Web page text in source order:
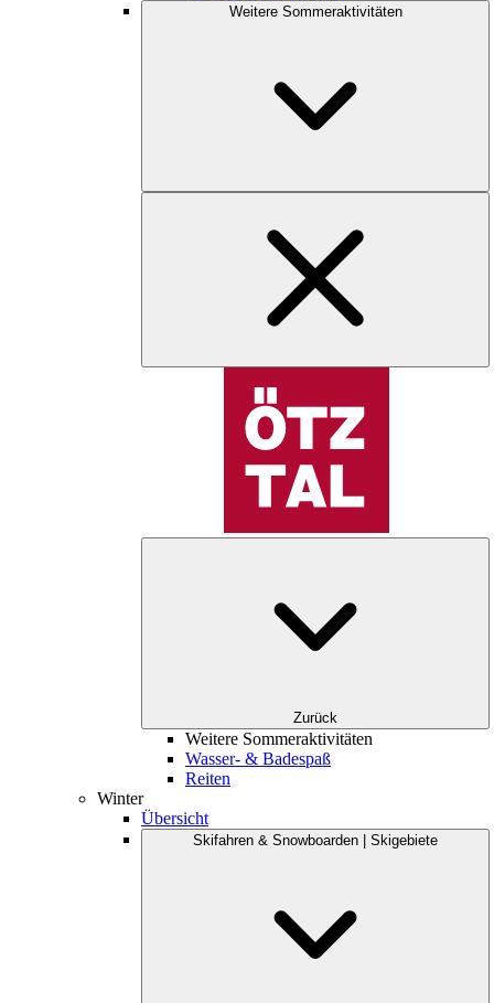
Weitere Sommeraktivitäten
Zurück
Weitere Sommeraktivitäten
Wasser- & Badespaß
Reiten
Winter
Übersicht
Skifahren & Snowboarden | Skigebiete